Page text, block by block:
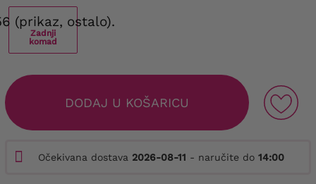
(prikaz, ostalo).
Zadnji
komad
DODAJ U KOŠARICU
Očekivana dostava 2026-08-11 - naručite do 14:00